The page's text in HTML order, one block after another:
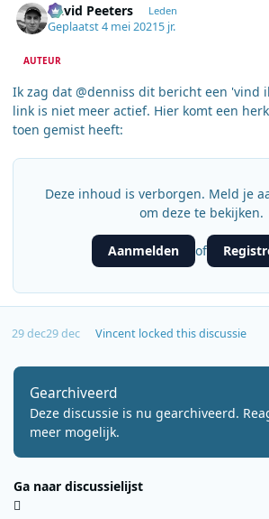
David Peeters Leden
Geplaatst4 mei 20215 jr.
AUTEUR
Ik zag dat @denniss dit bericht een 'vind
link is niet meer actief. Hier komt een
toen gemist heeft:
Deze inhoud is verborgen. Meld je
om deze te bekijken.
Aanmelden of
29 dec29 dec Vincentlocked this discussie
Gearchiveerd
Deze discussie is nu gearchiveerd.
meer mogelijk.
Ga naar discussielijst